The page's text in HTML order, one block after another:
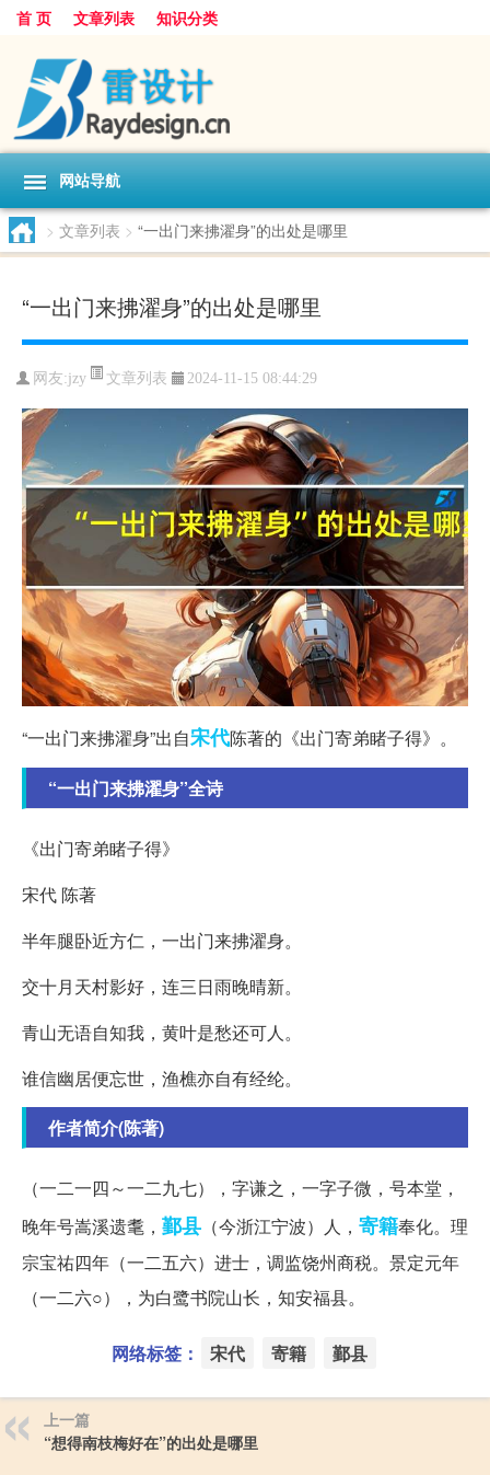
首 页 文章列表 知识分类
网站导航
> 文章列表 > “一出门来拂濯身”的出处是哪里
“一出门来拂濯身”的出处是哪里
网友:jzy 文章列表 2024-11-15 08:44:29
“一出门来拂濯身”出自宋代陈著的《出门寄弟睹子得》。
“一出门来拂濯身”全诗
《出门寄弟睹子得》
宋代 陈著
半年腿卧近方仁，一出门来拂濯身。
交十月天村影好，连三日雨晚晴新。
青山无语自知我，黄叶是愁还可人。
谁信幽居便忘世，渔樵亦自有经纶。
作者简介(陈著)
（一二一四～一二九七），字谦之，一字子微，号本堂，
晚年号嵩溪遗耄， 鄞县 （今浙江宁波）人， 寄籍奉化。理
宗宝祐四年（一二五六）进士，调监饶州商税。景定元年
（一二六○），为白鹭书院山长，知安福县。
网络标签： 宋代 寄籍 鄞县
上一篇
“想得南枝梅好在”的出处是哪里